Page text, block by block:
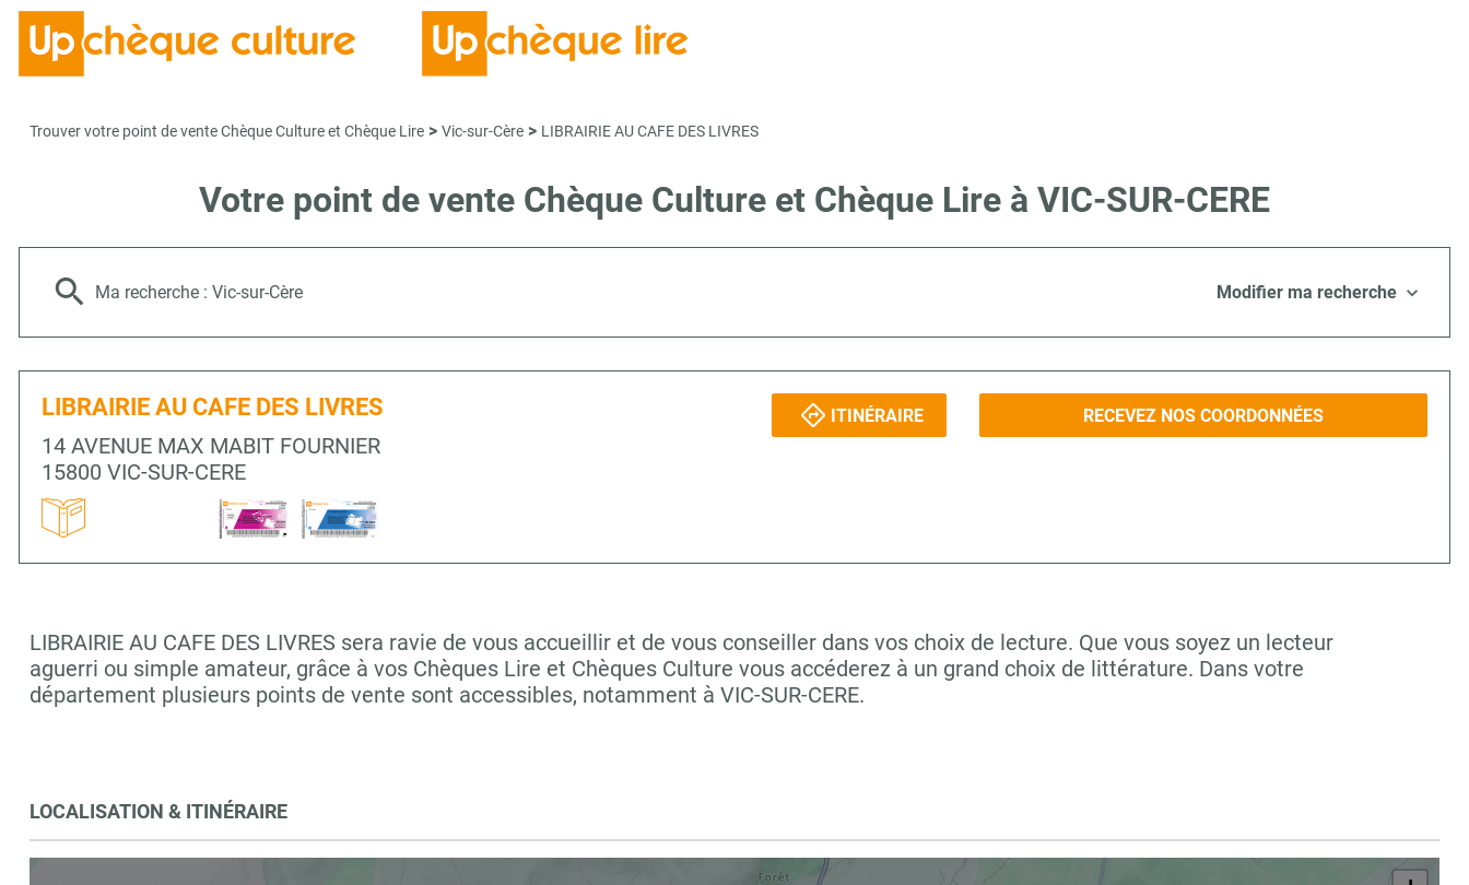
Trouver votre point de vente Chèque Culture et Chèque Lire > Vic-sur-Cère > LIBRAIRIE AU CAFE DES LIVRES
Votre point de vente Chèque Culture et Chèque Lire à VIC-SUR-CERE
Ma recherche : Vic-sur-Cère Modifier ma recherche
LIBRAIRIE AU CAFE DES LIVRES
14 AVENUE MAX MABIT FOURNIER
15800 VIC-SUR-CERE
ITINÉRAIRE RECEVEZ NOS COORDONNÉES
LIBRAIRIE AU CAFE DES LIVRES sera ravie de vous accueillir et de vous conseiller dans vos choix de lecture. Que vous soyez un lecteur
aguerri ou simple amateur, grâce à vos Chèques Lire et Chèques Culture vous accéderez à un grand choix de littérature. Dans votre
département plusieurs points de vente sont accessibles, notamment à VIC-SUR-CERE.
LOCALISATION & ITINÉRAIRE